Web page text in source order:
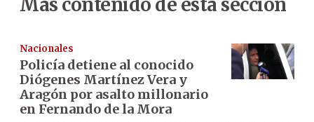
Más contenido de esta sección
Nacionales
Policía detiene al conocido
Diógenes Martínez Vera y
Aragón por asalto millonario
en Fernando de la Mora